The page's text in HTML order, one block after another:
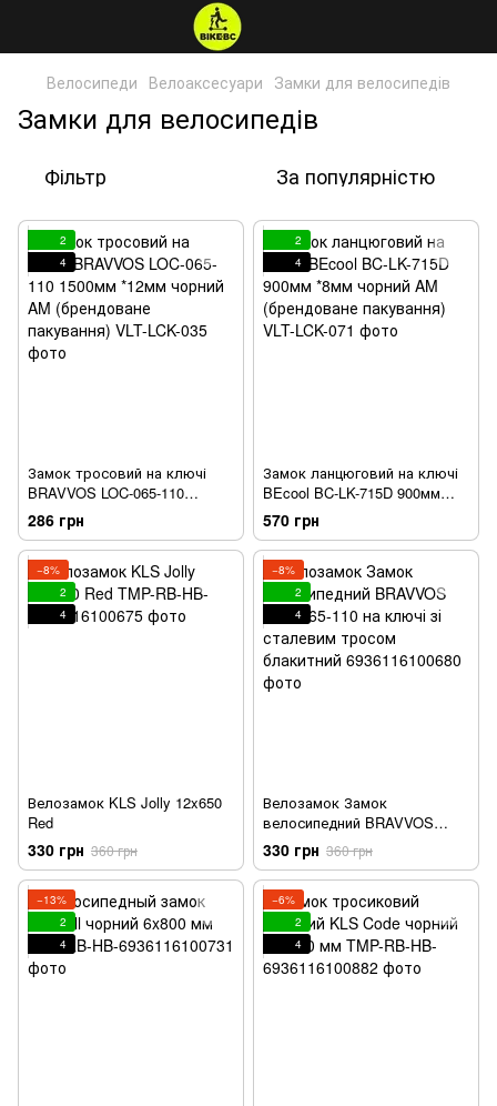
Велосипеди Велоаксесуари Замки для велосипедів
Замки для велосипедів
Фільтр За популярністю
2
4
Замок тросовий на ключі
BRAVVOS LOC-065-110
1500мм *12мм чорний AM
(брендоване пакування)
286 грн
2
4
Замок ланцюговий на ключі
BEcool BC-LK-715D 900мм
*8мм чорний AM (брендоване
пакування)
570 грн
−8%
2
4
Велозамок KLS Jolly 12x650
Red
330 грн 360 грн
−8%
2
4
Велозамок Замок
велосипедний BRAVVOS
LOC-065-110 на ключі зі
сталевим тросом блакитний
330 грн 360 грн
−13%
2
4
−6%
2
4